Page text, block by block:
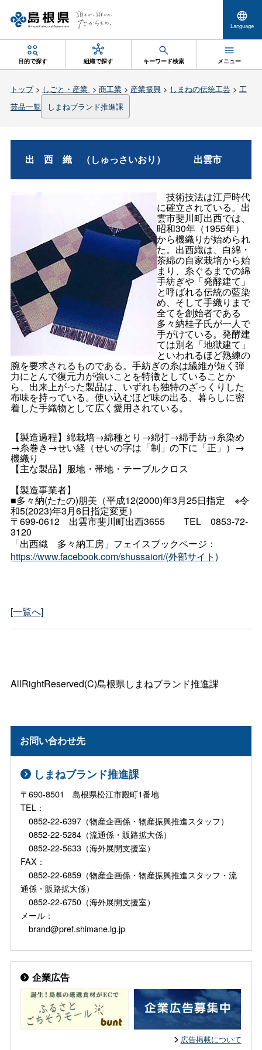
Language
目的で探す 組織で探す キーワード検索 メニュー
トップ> しごと・産業 > 商工業> 産業振興> しまねの伝統工芸> 工
芸品一覧
しまねブランド推進課
出西織 （しゅっさいおり ） 出雲市
技術技法は江戸時代
に確立されている。出
雲市斐川町出西では、
昭和30年（1955年）
から機織りが始められ
た。出西織は、白綿・
茶綿の自家栽培から始
まり、糸ぐるまでの綿
手紡ぎや「発酵建て」
と呼ばれる伝統の藍染
め、そして手織りまで
全てを創始者である
多々納桂子氏が一人で
手がけている。発酵建
ては別名「地獄建て」
といわれるほど熟練の
腕を要求されるものである。手紡ぎの糸は繊維が短く弾
力にとんで復元力が強いことを特徴としていることか
ら、出来上がった製品は、いずれも独特のざっくりした
布味を持っている。使い込むほど味の出る、暮らしに密
着した手織物として広く愛用されている。
【製造過程】綿栽培→綿種とり→綿打→綿手紡→糸染め
→糸巻き→せい経（せいの字は「制」の下に「正」）→
機織り
【主な製品】服地・帯地・テーブルクロス
【製造事業者】
■多々納(たたの)朋美（平成12(2000)年3月25日指定 ※令
和5(2023)年3月6日指定変更）
〒699-0612 出雲市斐川町出西3655 TEL 0853-72-
3120
「出西織 多々納工房」フェイスブックページ：
https://www.facebook.com/shussaiori/(外部サイト)
[一覧へ]
AllRightReserved(C)島根県しまねブランド推進課
お問い合わせ先
しまねブランド推進課
〒690-8501 島根県松江市殿町1番地
TEL：
0852-22-6397（物産企画係・物産振興推進スタッフ）
0852-22-5284（流通係・販路拡大係）
0852-22-5633（海外展開支援室）
FAX：
0852-22-6859（物産企画係・物産振興推進スタッフ・流
通係・販路拡大係）
0852-22-6750（海外展開支援室）
メール：
brand@pref.shimane.lg.jp
企業広告
広告掲載について